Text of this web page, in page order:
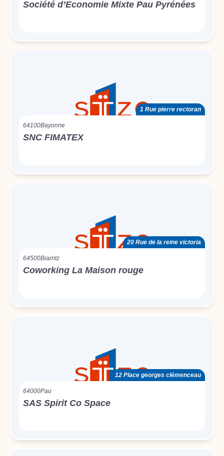
Société d’Economie Mixte Pau Pyrénées
1 Rue pierre rectoran
64100Bayonne
SNC FIMATEX
20 Rue de la reine victoria
64500Biarritz
Coworking La Maison rouge
12 Place georges clémenceau
64000Pau
SAS Spirit Co Space